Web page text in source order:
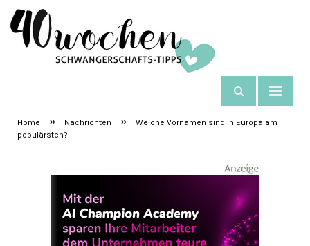
SchwangerschaftsTipps
Home » Nachrichten »
Welche Vornamen sind in Europa am
populärsten?